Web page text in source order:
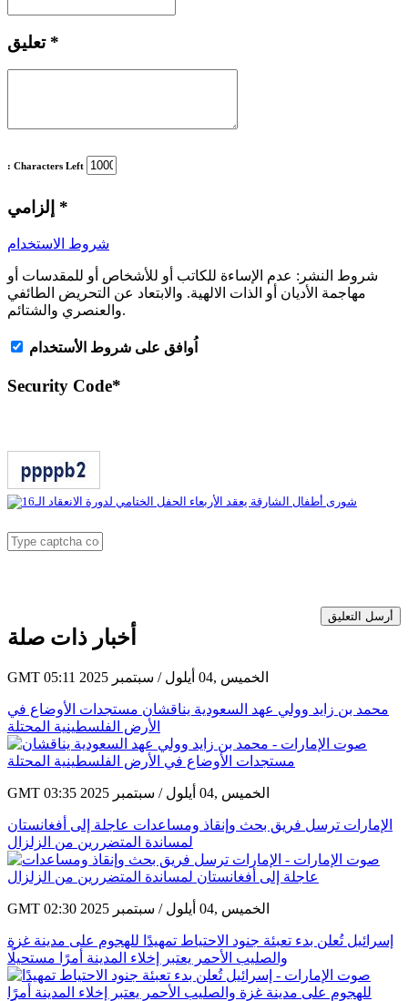
تعليق *
: Characters Left
*
شروط الاستخدام
شروط النشر: عدم الإساءة للكاتب أو للأشخاص أو للمقدسات أو
مهاجمة الأديان أو الذات الالهية. والابتعاد عن التحريض الطائفي
والعنصري والشتائم.
اُوافق على شروط الأستخدام
Security Code*
أرسل التعليق
أخبار ذات صلة
GMT 05:11 2025 الخميس ,04 أيلول / سبتمبر
محمد بن زايد وولي عهد السعودية يناقشان مستجدات الأوضاع في
الأرض الفلسطينية المحتلة
GMT 03:35 2025 الخميس ,04 أيلول / سبتمبر
الإمارات ترسل فريق بحث وإنقاذ ومساعدات عاجلة إلى أفغانستان
لمساندة المتضررين من الزلزال
GMT 02:30 2025 الخميس ,04 أيلول / سبتمبر
إسرائيل تُعلن بدء تعبئة جنود الاحتياط تمهيدًا للهجوم على مدينة غزة
والصليب الأحمر يعتبر إخلاء المدينة أمرًا مستحيلًا